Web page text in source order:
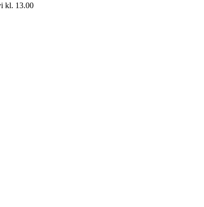
kl. 13.00